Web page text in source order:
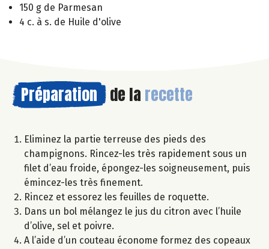
150 g de Parmesan
4 c. à s. de Huile d'olive
Préparation de la recette
Eliminez la partie terreuse des pieds des
champignons. Rincez-les très rapidement sous un
filet d’eau froide, épongez-les soigneusement, puis
émincez-les très finement.
Rincez et essorez les feuilles de roquette.
Dans un bol mélangez le jus du citron avec l’huile
d’olive, sel et poivre.
A l’aide d’un couteau économe formez des copeaux